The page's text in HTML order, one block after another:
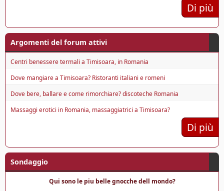
Di più
Argomenti del forum attivi
Centri benessere termali a Timisoara, in Romania
Dove mangiare a Timisoara? Ristoranti italiani e romeni
Dove bere, ballare e come rimorchiare? discoteche Romania
Massaggi erotici in Romania, massaggiatrici a Timisoara?
Di più
Sondaggio
Qui sono le piu belle gnocche dell mondo?